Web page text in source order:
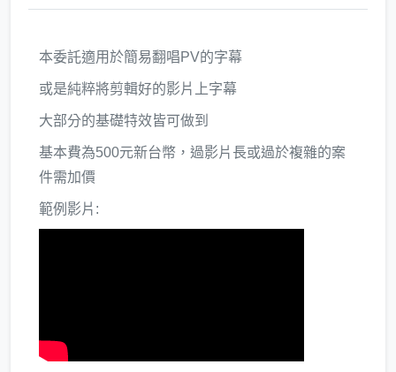
本委託適用於簡易翻唱PV的字幕
或是純粹將剪輯好的影片上字幕
大部分的基礎特效皆可做到
基本費為500元新台幣，過影片長或過於複雜的案
件需加價
範例影片: